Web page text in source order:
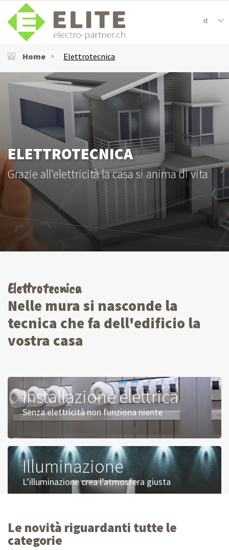
it
Home Elettrotecnica
ELETTROTECNICA
Grazie all'elettricità la casa si anima di vita
Elettrotecnica
Nelle mura si nasconde la
tecnica che fa dell'edificio la
vostra casa
Installazione elettrica
Senza elettricità non funziona niente
Illuminazione
L’illuminazione crea l’atmosfera giusta
Fotovoltaico
Le novità riguardanti tutte le
categorie